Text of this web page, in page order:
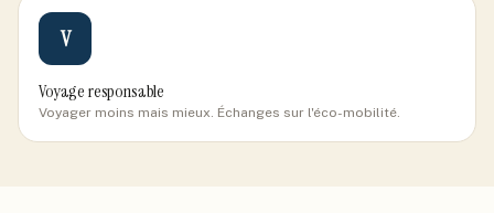
V
Voyage responsable
Voyager moins mais mieux. Échanges sur l'éco-mobilité.